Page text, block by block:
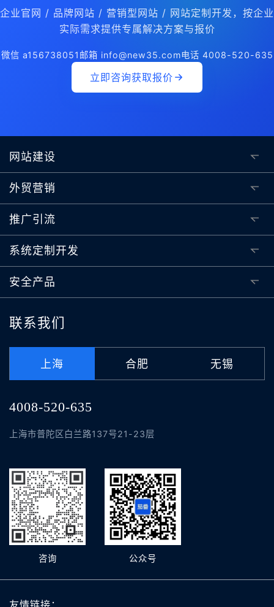
企业官网 / 品牌网站 / 营销型网站 / 网站定制开发，按企业
实际需求提供专属解决方案与报价
微信 a156738051 邮箱 info@new35.com电话 4008-520-635
立即咨询获取报价
网站建设
外贸营销
推广引流
系统定制开发
安全产品
联系我们
上海 合肥 无锡
4008-520-635
上海市普陀区白兰路137号21-23层
咨询 公众号
友情链接：